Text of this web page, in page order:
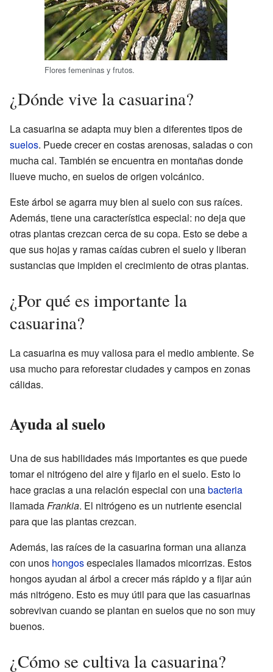
Flores femeninas y frutos.
¿Dónde vive la casuarina?
La casuarina se adapta muy bien a diferentes tipos de
suelos. Puede crecer en costas arenosas, saladas o con
mucha cal. También se encuentra en montañas donde
llueve mucho, en suelos de origen volcánico.
Este árbol se agarra muy bien al suelo con sus raíces.
Además, tiene una característica especial: no deja que
otras plantas crezcan cerca de su copa. Esto se debe a
que sus hojas y ramas caídas cubren el suelo y liberan
sustancias que impiden el crecimiento de otras plantas.
¿Por qué es importante la
casuarina?
La casuarina es muy valiosa para el medio ambiente. Se
usa mucho para reforestar ciudades y campos en zonas
cálidas.
Ayuda al suelo
Una de sus habilidades más importantes es que puede
tomar el nitrógeno del aire y fijarlo en el suelo. Esto lo
hace gracias a una relación especial con unabacteria
llamadaFrankia. El nitrógeno es un nutriente esencial
para que las plantas crezcan.
Además, las raíces de la casuarina forman una alianza
con unos hongosespeciales llamados micorrizas. Estos
hongos ayudan al árbol a crecer más rápido y a fijar aún
más nitrógeno. Esto es muy útil para que las casuarinas
sobrevivan cuando se plantan en suelos que no son muy
buenos.
¿Cómo se cultiva la casuarina?